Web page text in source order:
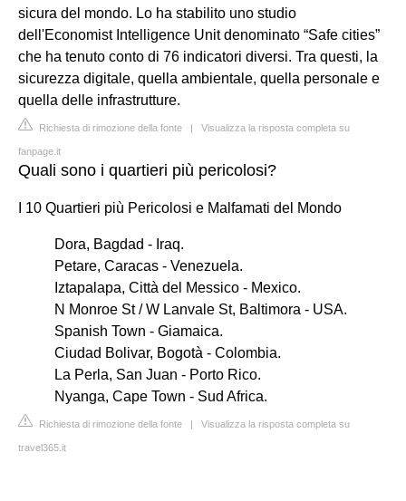
sicura del mondo. Lo ha stabilito uno studio
dell'Economist Intelligence Unit denominato “Safe cities”
che ha tenuto conto di 76 indicatori diversi. Tra questi, la
sicurezza digitale, quella ambientale, quella personale e
quella delle infrastrutture.
Richiesta di rimozione della fonte | Visualizza la risposta completa su
fanpage.it
Quali sono i quartieri più pericolosi?
I 10 Quartieri più Pericolosi e Malfamati del Mondo
Dora, Bagdad - Iraq.
Petare, Caracas - Venezuela.
Iztapalapa, Città del Messico - Mexico.
N Monroe St / W Lanvale St, Baltimora - USA.
Spanish Town - Giamaica.
Ciudad Bolivar, Bogotà - Colombia.
La Perla, San Juan - Porto Rico.
Nyanga, Cape Town - Sud Africa.
Richiesta di rimozione della fonte | Visualizza la risposta completa su
travel365.it